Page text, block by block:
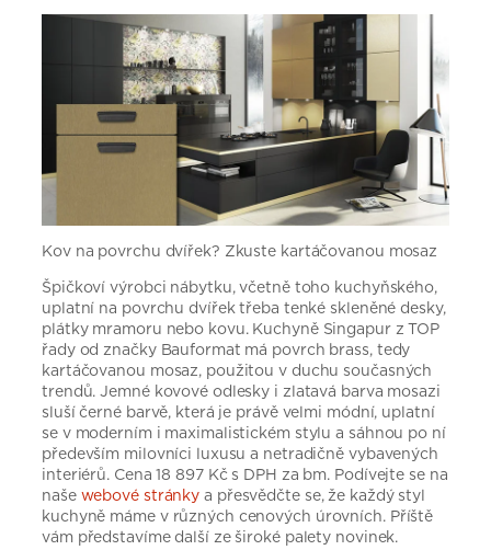
Kov na povrchu dvířek? Zkuste kartáčovanou mosaz
Špičkoví výrobci nábytku, včetně toho kuchyňského,
uplatní na povrchu dvířek třeba tenké skleněné desky,
plátky mramoru nebo kovu. Kuchyně Singapur z TOP
řady od značky Bauformat má povrch brass, tedy
kartáčovanou mosaz, použitou v duchu současných
trendů. Jemné kovové odlesky i zlatavá barva mosazi
sluší černé barvě, která je právě velmi módní, uplatní
se v moderním i maximalistickém stylu a sáhnou po ní
především milovníci luxusu a netradičně vybavených
interiérů. Cena 18 897 Kč s DPH za bm. Podívejte se na
naše webové stránky a přesvědčte se, že každý styl
kuchyně máme v různých cenových úrovních. Příště
vám představíme další ze široké palety novinek.